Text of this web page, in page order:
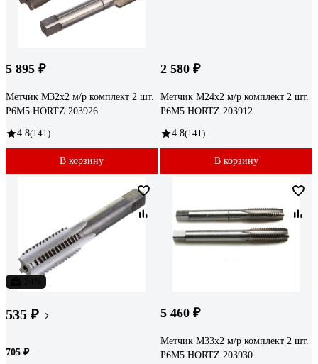
5 895 ₽
Метчик М32x2 м/р комплект 2 шт.
Р6М5 HORTZ 203926
4.8(141)
В корзину
2 580 ₽
Метчик М24x2 м/р комплект 2 шт.
Р6М5 HORTZ 203912
4.8(141)
В корзину
535 ₽
705 ₽
5 460 ₽
Метчик М33x2 м/р комплект 2 шт.
Р6М5 HORTZ 203930